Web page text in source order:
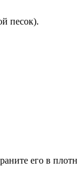
песок).
его в